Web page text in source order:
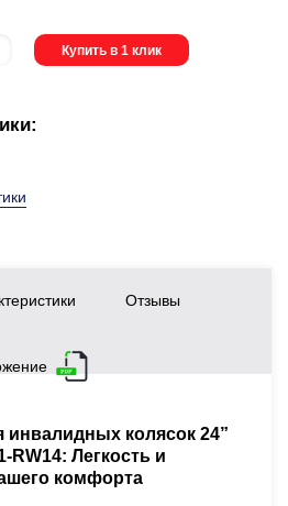
Купить в 1 клик
Отзывы
инвалидных колясок 24”
RW14: Легкость и
комфорта